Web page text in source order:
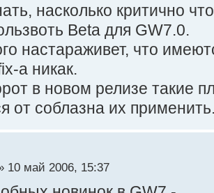
насколько критично
Beta для GW7.0.
настараживет, что
а никак.
в новом релизе такие
от соблазна их
10 май 2006, 15:37